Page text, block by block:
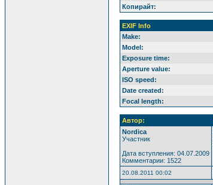
Копирайт:
EXIF Info
Make:
Model:
Exposure time:
Aperture value:
ISO speed:
Date created:
Focal length:
Автор:
Nordica
Участник
Дата вступления: 04.07.2009
Комментарии: 1522
20.08.2011 00:02